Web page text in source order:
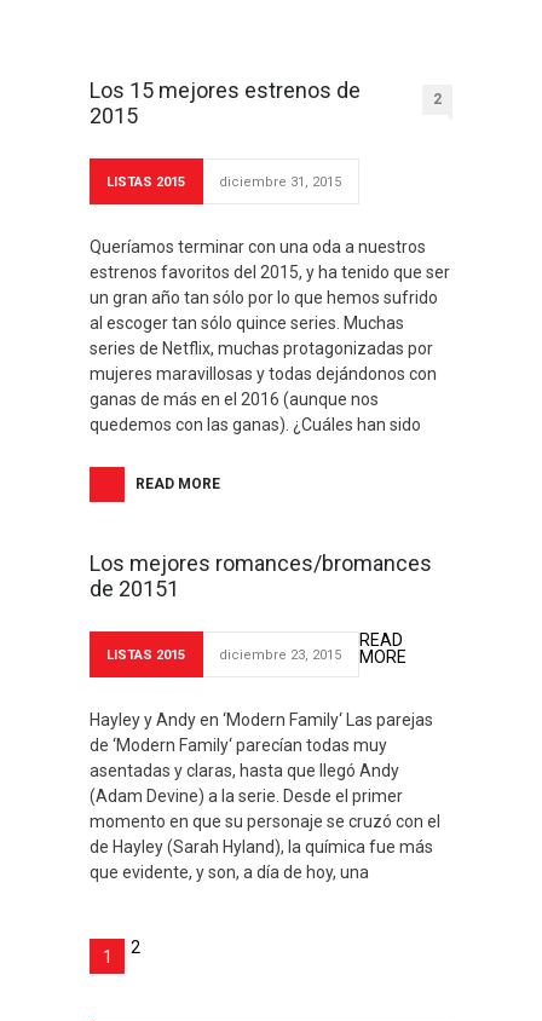
Los 15 mejores estrenos de
2015
2
LISTAS 2015 diciembre 31, 2015
Queríamos terminar con una oda a nuestros
estrenos favoritos del 2015, y ha tenido que ser
un gran año tan sólo por lo que hemos sufrido
al escoger tan sólo quince series. Muchas
series de Netflix, muchas protagonizadas por
mujeres maravillosas y todas dejándonos con
ganas de más en el 2016 (aunque nos
quedemos con las ganas). ¿Cuáles han sido
READ MORE
Los mejores romances/bromances
de 20151
LISTAS 2015 diciembre 23, 2015
Hayley y Andy en ‘Modern Family‘ Las parejas
de ‘Modern Family‘ parecían todas muy
asentadas y claras, hasta que llegó Andy
(Adam Devine) a la serie. Desde el primer
momento en que su personaje se cruzó con el
de Hayley (Sarah Hyland), la química fue más
que evidente, y son, a día de hoy, una
READ
MORE
1 2